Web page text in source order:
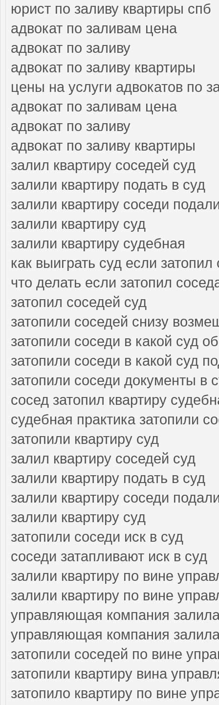
юрист по заливу квартиры спб
адвокат по заливам цена
адвокат по заливу
адвокат по заливу квартиры
цены на услуги адвокатов по
адвокат по заливам цена
адвокат по заливу
адвокат по заливу квартиры
залил квартиру соседей суд
залили квартиру подать в суд
залили квартиру соседи
залили квартиру суд
залили квартиру судебная
как выиграть суд если затопил
что делать если затопил
затопил соседей суд
затопили соседей снизу
затопили соседи в какой суд
затопили соседи в какой суд
затопили соседи документы в
сосед затопил квартиру
судебная практика затопили
затопили квартиру суд
залил квартиру соседей суд
залили квартиру подать в суд
залили квартиру соседи
залили квартиру суд
затопили соседи иск в суд
соседи затапливают иск в суд
залили квартиру по вине
залили квартиру по вине
управляющая компания
управляющая компания залила
затопили соседей по вине
затопили квартиру вина
затопило квартиру по вине